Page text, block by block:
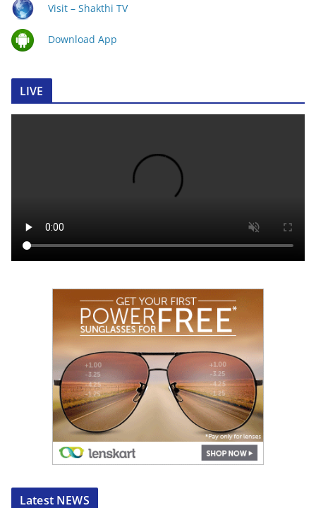
Visit – Shakthi TV
Download App
LIVE
Latest NEWS